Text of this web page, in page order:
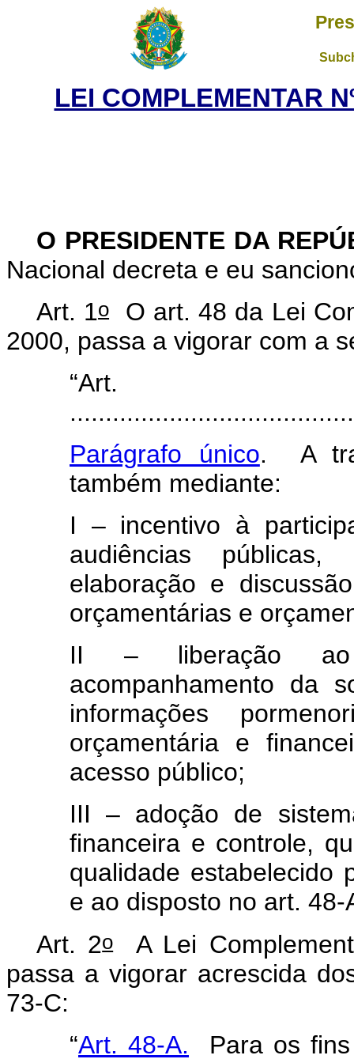
LEI COMPLEMENTAR
O PRESIDENTE DA
Nacional decreta e eu
Art. 1o
O art. 48 da Lei
2000, passa a vigorar com a
Parágrafo único. A
também mediante:
I – incentivo à
audiências
elaboração e
orçamentárias e
II – liberação ao
acompanhamento da
informações
orçamentária e
acesso público;
III – adoção de
financeira e controle,
qualidade estabelecido
e ao disposto no art. 48-
Art. 2oA Lei
passa a vigorar acrescida
73-C:
“Art. 48-A. Para os